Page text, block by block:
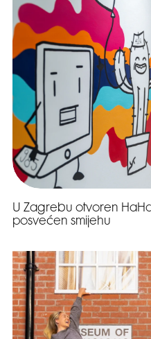
U Zagrebu otvoren
posvećen smijehu